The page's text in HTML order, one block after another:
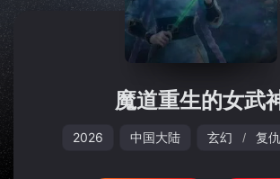
魔道重生的女武
2026 中国大陆 玄幻 / 复仇